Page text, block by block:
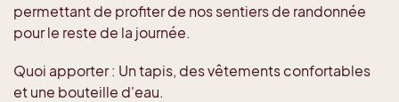
permettant de profiter de nos sentiers de randonnée
pour le reste de la journée.
Quoi apporter : Un tapis, des vêtements confortables
et une bouteille d'eau.